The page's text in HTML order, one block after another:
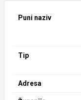
Puni naziv
Tip
Adresa